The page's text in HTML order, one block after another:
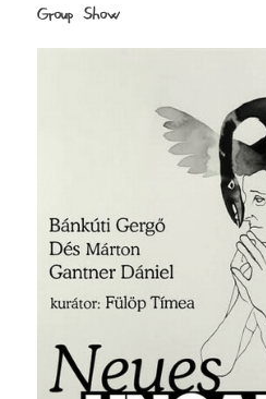
Group Show